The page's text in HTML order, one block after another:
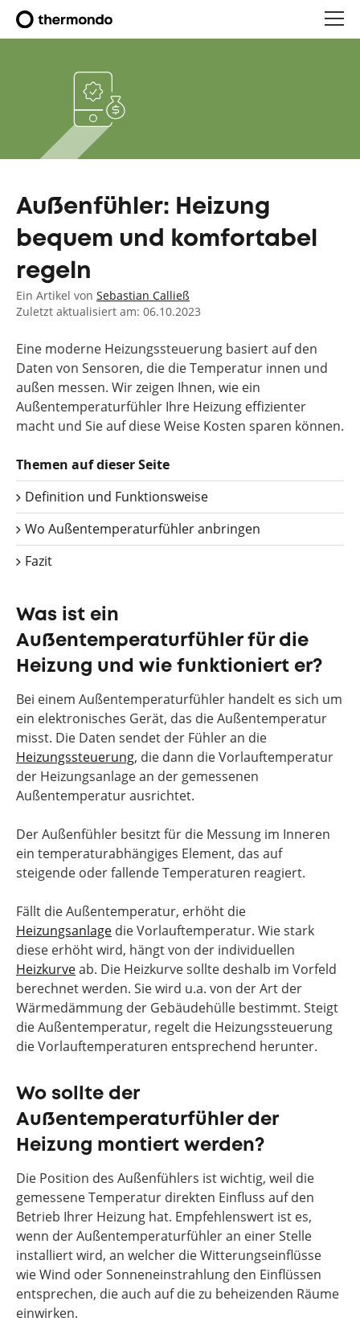
Außenfühler: Heizung
bequem und komfortabel
regeln
Ein Artikel von Sebastian Calließ
Zuletzt aktualisiert am: 06.10.2023
Eine moderne Heizungssteuerung basiert auf den
Daten von Sensoren, die die Temperatur innen und
außen messen. Wir zeigen Ihnen, wie ein
Außentemperaturfühler Ihre Heizung effizienter
macht und Sie auf diese Weise Kosten sparen können.
Themen auf dieser Seite
Definition und Funktionsweise
Wo Außentemperaturfühler anbringen
Fazit
Was ist ein
Außentemperaturfühler für die
Heizung und wie funktioniert er?
Bei einem Außentemperaturfühler handelt es sich um
ein elektronisches Gerät, das die Außentemperatur
misst. Die Daten sendet der Fühler an die
Heizungssteuerung, die dann die Vorlauftemperatur
der Heizungsanlage an der gemessenen
Außentemperatur ausrichtet.
Der Außenfühler besitzt für die Messung im Inneren
ein temperaturabhängiges Element, das auf
steigende oder fallende Temperaturen reagiert.
Fällt die Außentemperatur, erhöht die
Heizungsanlage die Vorlauftemperatur. Wie stark
diese erhöht wird, hängt von der individuellen
Heizkurveab. Die Heizkurve sollte deshalb im Vorfeld
berechnet werden. Sie wird u.a. von der Art der
Wärmedämmung der Gebäudehülle bestimmt. Steigt
die Außentemperatur, regelt die Heizungssteuerung
die Vorlauftemperaturen entsprechend herunter.
Wo sollte der
Außentemperaturfühler der
Heizung montiert werden?
Die Position des Außenfühlers ist wichtig, weil die
gemessene Temperatur direkten Einfluss auf den
Betrieb Ihrer Heizung hat. Empfehlenswert ist es,
wenn der Außentemperaturfühler an einer Stelle
installiert wird, an welcher die Witterungseinflüsse
wie Wind oder Sonneneinstrahlung den Einflüssen
entsprechen, die auch auf die zu beheizenden Räume
einwirken.